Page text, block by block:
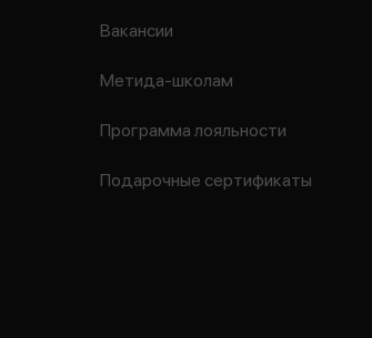
Вакансии
Метида-школам
Программа лояльности
Подарочные сертификаты